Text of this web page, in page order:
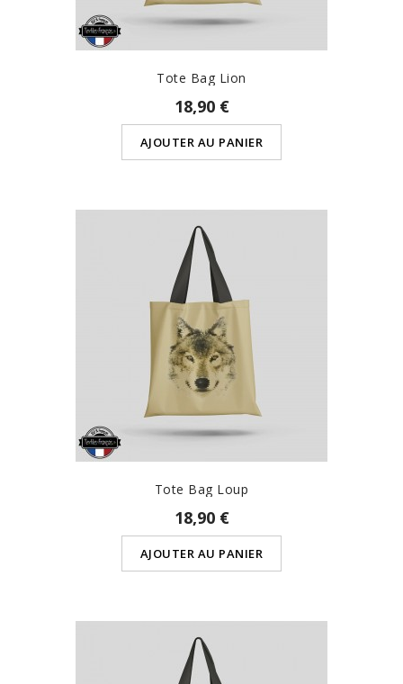
Tote Bag Lion
18,90 €
AJOUTER AU PANIER
Tote Bag Loup
18,90 €
AJOUTER AU PANIER